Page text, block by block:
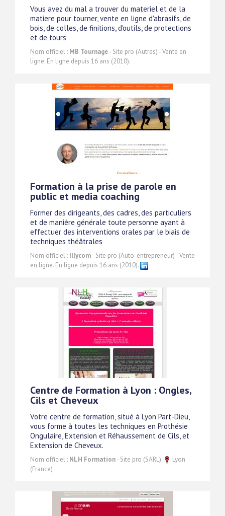
Vous avez du mal a trouver du materiel et de la
matiere pour tourner, vente en ligne d'abrasifs, de
bois, de colles, de finitions, d'outils, de protections
et de tours
Nom officiel : MB Tournage- Site pro (Autres) - Vente en
ligne. En ligne depuis 16 ans (2010).
Formation à la prise de parole en
public et media coaching
Former des dirigeants, des cadres, des particuliers
et de manière générale toute personne ayant à
effectuer des interventions orales par le biais de
techniques théâtrales
Nom officiel : Illycom- Site pro (Auto-entrepreneur) - Vente
en ligne. En ligne depuis 16 ans (2010).
Centre de Formation à Lyon : Ongles,
Cils et Cheveux
Votre centre de formation, situé à Lyon Part-Dieu,
vous forme à toutes les techniques en Prothésie
Ongulaire, Extension et Réhaussement de Cils, et
Extension de Cheveux.
Nom officiel : NLH Formation- Site pro (SARL)
Lyon
(France)